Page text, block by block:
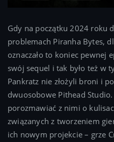
Gdy na początku 2024 roku
problemach Piranha Bytes,
oznaczało to koniec pewnej
swój sequel i tak było też w
Pankratz nie złożyli broni i
dwuosobowe Pithead
porozmawiać z nimi o
związanych z tworzeniem
ich nowym projekcie – grze